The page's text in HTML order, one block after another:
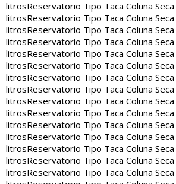
litrosReservatorio Tipo Taca Coluna
litrosReservatorio Tipo Taca Coluna
litrosReservatorio Tipo Taca Coluna
litrosReservatorio Tipo Taca Coluna
litrosReservatorio Tipo Taca Coluna
litrosReservatorio Tipo Taca Coluna
litrosReservatorio Tipo Taca Coluna
litrosReservatorio Tipo Taca Coluna
litrosReservatorio Tipo Taca Coluna
litrosReservatorio Tipo Taca Coluna
litrosReservatorio Tipo Taca Coluna
litrosReservatorio Tipo Taca Coluna
litrosReservatorio Tipo Taca Coluna
litrosReservatorio Tipo Taca Coluna
litrosReservatorio Tipo Taca Coluna